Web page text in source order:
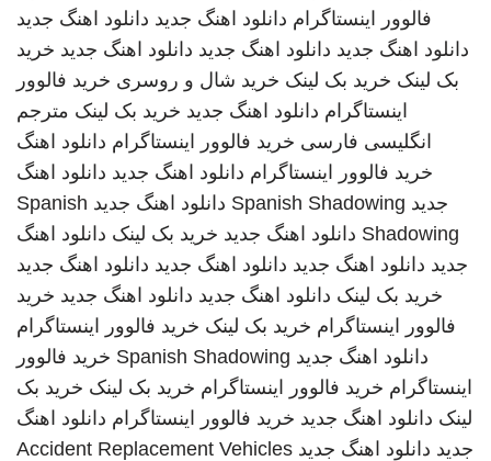
فالوور اینستاگرام دانلود اهنگ جدید دانلود اهنگ جدید
دانلود اهنگ جدید دانلود اهنگ جدید دانلود اهنگ جدید خرید
بک لینک خرید بک لینک خرید شال و روسری خرید فالوور
اینستاگرام دانلود اهنگ جدید خرید بک لینک مترجم
انگلیسی فارسی خرید فالوور اینستاگرام دانلود اهنگ
خرید فالوور اینستاگرام دانلود اهنگ جدید دانلود اهنگ
جدید Spanish Shadowing دانلود اهنگ جدید Spanish
Shadowing دانلود اهنگ جدید خرید بک لینک دانلود اهنگ
جدید دانلود اهنگ جدید دانلود اهنگ جدید دانلود اهنگ جدید
خرید بک لینک دانلود اهنگ جدید دانلود اهنگ جدید خرید
فالوور اینستاگرام خرید بک لینک خرید فالوور اینستاگرام
دانلود اهنگ جدید Spanish Shadowing خرید فالوور
اینستاگرام خرید فالوور اینستاگرام خرید بک لینک خرید بک
لینک دانلود اهنگ جدید خرید فالوور اینستاگرام دانلود اهنگ
جدید دانلود اهنگ جدید Accident Replacement Vehicles